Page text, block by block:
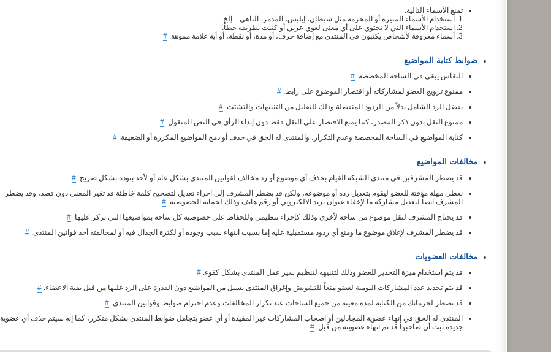
تمنع الأسماء التالية:
1. استخدام الأسماء المثيرة أو المحرمة مثل شيطان، إبليس، المدمرـ الناهي... إلخ
2. استخدام الأسماء التي لا تحتوي على أي معنى لغوي عربي أو كتبت بطريقه خطأ.
3. أسماء معروفة لأشخاص يكتبون في المنتدى مع إضافة حرف، أو مدة، أو نقطة، أو أية علامة مموهة.
#
ضوابط كتابة المواضيع
النقاش يبقى في الساحة المخصصة. #
ممنوع ترويج العضو لمشاركاته أو اقتصار الموضوع على رابط. #
يفضل الرد الشامل بدلاً من الردود المنفصلة وذلك للتقليل من التنبيهات والتشتت. #
ممنوع النقل بدون ذكر المصدر، كما يمنع الاقتصار على النقل فقط دون إبداء الرأي في النص المنقول. #
كتابة المواضيع في الساحة المخصصة وعدم التكرار، والمنتدى له الحق في حذف أو دمج المواضيع المكررة أو الضعيفة. #
مخالفات المواضيع
قد يضطر المشرفين في منتدى الشبكة القيام بحذف أي موضوع أو رد مخالف لقوانين المنتدى بشكل عام أو لأحد بنوده بشكل صريح. #
نعطي مهلة مؤقتة للعضو ليقوم بتعديل رده أو موضوعه، ولكن قد يضطر المشرف إلى اجراء تعديل لتصحيح كلمة خاطئة قد تغير المعنى دون قصد، وقد يضطر
المشرف ايضاً لتعديل مشاركة ما لإخفاء عنوان بريد الالكتروني أو رقم هاتف وذلك لحماية الخصوصية. #
قد يحتاج المشرف لنقل موضوع من ساحة لأخرى وذلك كإجراء تنظيمي وللحفاظ على خصوصية كل ساحة بمواضيعها التي تركز عليها. #
قد يضطر المشرف لإغلاق موضوع ما ومنع أي ردود مستقبلية عليه إما بسبب انتهاء سبب وجوده أو لكثرة الجدال فيه أو لمخالفته أحد قوانين المنتدى. #
مخالفات العضويات
قد يتم استخدام ميزة التحذير للعضو وذلك لتنبيهه لتنظيم سير عمل المنتدى بشكل كفوء. #
قد يتم تحديد عدد المشاركات اليومية لعضو منعاً للتشويش وإغراق المنتدى بسيل من المواضيع دون القدرة على الرد عليها من قبل بقية الاعضاء. #
قد نضطر لحرمانك من الكتابة لمدة معينة من جميع الساحات عند تكرار المخالفات وعدم احترام ضوابط وقوانين المنتدى. #
المنتدى له الحق في إنهاء عضوية المجادلين أو اصحاب المشاركات غير المفيدة أو أي عضو يتجاهل ضوابط المنتدى بشكل متكرر، كما إنه سيتم حذف أي عضوية
جديدة ثبت أن صاحبها قد تم انهاء عضويته من قبل. #